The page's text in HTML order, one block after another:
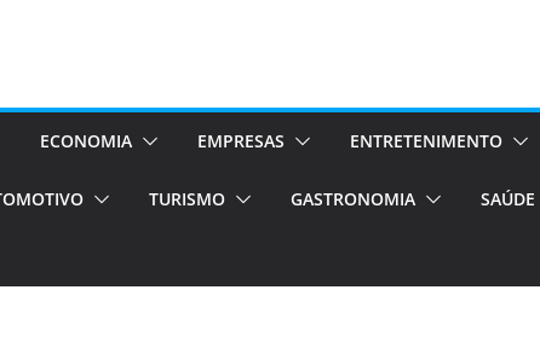
bolsas –
para o segundo
únicas e
de volta!
ECONOMIA EMPRESAS ENTRETENIMENTO
TURISMO GASTRONOMIA SAÚDE